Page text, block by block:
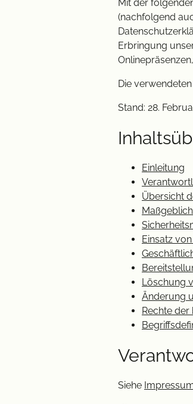
Mit der
(nachfolgend
Erbringung
Die
Stand: 28.
Einleitung
Übersicht
Einsatz
Löschung
Änderung
Rechte der
Siehe